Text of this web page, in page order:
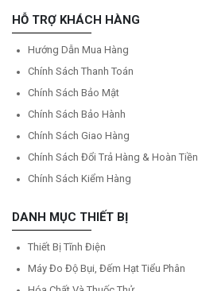
HỖ TRỢ KHÁCH HÀNG
Hướng Dẫn Mua Hàng
Chính Sách Thanh Toán
Chính Sách Bảo Mật
Chính Sách Bảo Hành
Chính Sách Giao Hàng
Chính Sách Đổi Trả Hàng & Hoàn Tiền
Chính Sách Kiểm Hàng
DANH MỤC THIẾT BỊ
Thiết Bị Tĩnh Điện
Máy Đo Độ Bụi, Đếm Hạt Tiểu Phân